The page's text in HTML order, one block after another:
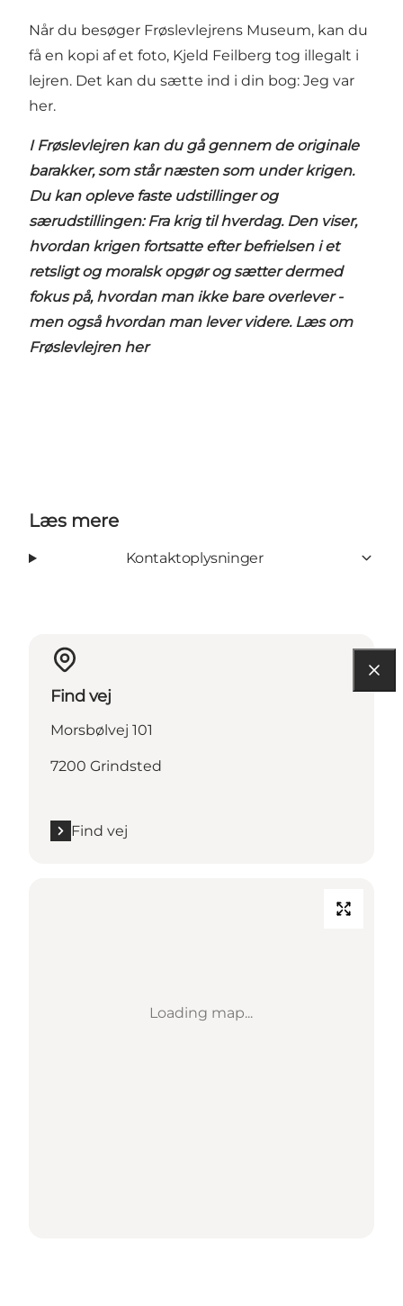
Når du besøger Frøslevlejrens Museum, kan du
få en kopi af et foto, Kjeld Feilberg tog illegalt i
lejren. Det kan du sætte ind i din bog: Jeg var
her.
I Frøslevlejren kan du gå gennem de originale
barakker, som står næsten som under krigen.
Du kan opleve faste udstillinger og
særudstillingen: Fra krig til hverdag. Den viser,
hvordan krigen fortsatte efter befrielsen i et
retsligt og moralsk opgør og sætter dermed
fokus på, hvordan man ikke bare overlever -
men også hvordan man lever videre. Læs om
Frøslevlejrenher
Læs mere
Kontaktoplysninger
Find vej
Morsbølvej 101
7200 Grindsted
Find vej
Loading map...